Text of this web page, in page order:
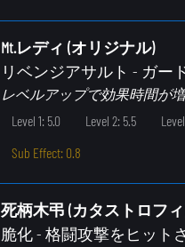
Mt.レディ (オリジナル)
リベンジアサルト - ガー
レベルアップで効果時間が
Level 1: 5.0
Level 2: 5.5
Sub Effect: 0.8
死柄木弔 (カタストロフ
脆化- 格闘攻撃をヒット